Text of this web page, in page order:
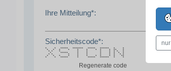
Ihre Mitteilung*:
Sicherheitscode*:
* * ***** ******* ***** ****** * *
* * * * * * * * * ** *
* * * * * * * * * *
* ***** * * * * * * *
* * * * * * * * * *
* * * * * * * * * * **
* * ***** * ***** ****** * *
Regenerate code